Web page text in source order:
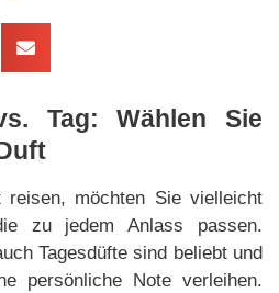
Tag: Wählen Sie
möchten Sie vielleicht
zu jedem Anlass passen.
Tagesdüfte sind beliebt und
persönliche Note verleihen.